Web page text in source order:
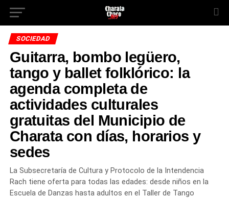
SOCIEDAD
Guitarra, bombo legüero,
tango y ballet folklórico: la
agenda completa de
actividades culturales
gratuitas del Municipio de
Charata con días, horarios y
sedes
La Subsecretaría de Cultura y Protocolo de la Intendencia
Rach tiene oferta para todas las edades: desde niños en la
Escuela de Danzas hasta adultos en el Taller de Tango